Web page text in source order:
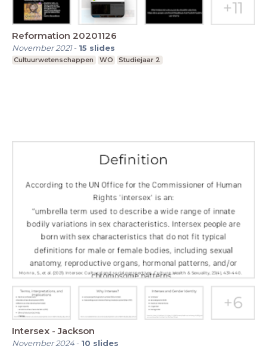
Reformation 20201126
November 2021- 15 slides
Cultuurwetenschappen WO Studiejaar 2
Intersex - Jackson
November 2024- 10 slides